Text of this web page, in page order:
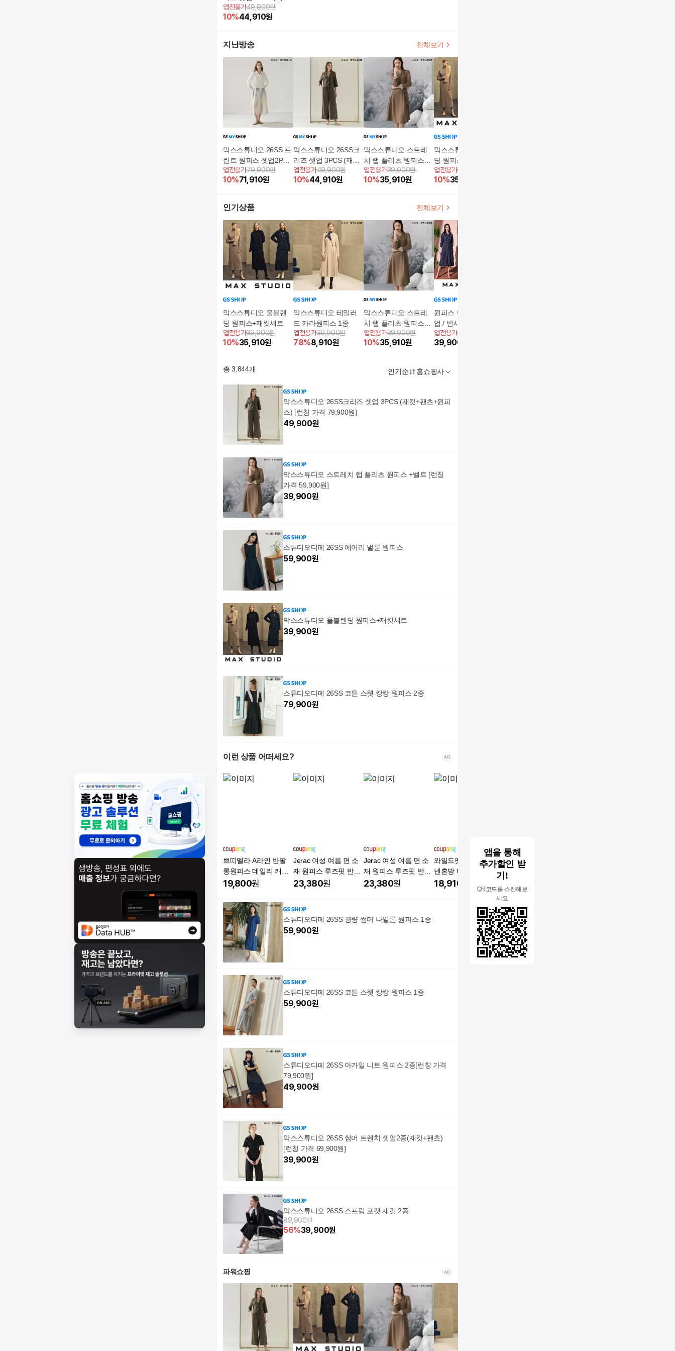
앱을 통해
추가할인 받
기!
QR코드를 스캔해보
세요
+팬츠+원피스) [런칭
가격 79,900원]
앱전용가49,900원
10%44,910원
지난방송 전체보기
막스스튜디오 26SS 프
린트 원피스 셋업2PCS
(재킷+원피스)
앱전용가79,900원
10%71,910원
막스스튜디오 26SS크
리즈 셋업 3PCS (재킷
+팬츠+원피스) [런칭
가격 79,900원]
앱전용가49,900원
10%44,910원
막스스튜디오 스트레
치 랩 플리츠 원피스
+벨트 [런칭 가격 59,90
0원]
앱전용가39,900원
10%35,910원
막스스튜디오 울블렌
딩 원피스+재킷세트
앱전용가39,900원
10%35,910
인기상품 전체보기
막스스튜디오 울블렌
딩 원피스+재킷세트
앱전용가39,900원
10%35,910원
막스스튜디오 테일러
드 카라원피스 1종
앱전용가39,900원
78%8,910원
막스스튜디오 스트레
치 랩 플리츠 원피스
+벨트 [런칭 가격 59,90
0원]
앱전용가39,900원
10%35,910원
원피스 한벌로 드레스
업 / 반사이즈는 위로
[런칭가69,900원]막스
스튜디오 시그니쳐 프
앱전용가39,900원
39,900
총3,844개 인기순 홈쇼핑사
막스스튜디오 26SS크리즈 셋업 3PCS (재킷+팬츠+원피
스) [런칭 가격 79,900원]
49,900원
막스스튜디오 스트레치 랩 플리츠 원피스 +벨트 [런칭
가격 59,900원]
39,900원
스튜디오디페 26SS 에어리 벌룬 원피스
59,900원
막스스튜디오 울블렌딩 원피스+재킷세트
39,900원
스튜디오디페 26SS 코튼 스웻 캉캉 원피스 2종
79,900원
이런 상품 어떠세요?
쁘띠엘라 A라인 반팔
롱원피스 데일리 캐주
얼 빅사이즈
19,800원
Jerac 여성 여름 면 소
재 원피스 루즈핏 반팔
라운드넥 미니멀리스
23,380원
Jerac 여성 여름 면 소
재 원피스 루즈핏 반팔
라운드넥 미니멀리스
23,380원
와일드펫 여성 썸머 린
넨혼방 미디 원피스 배
색
18,910
와일드펫 여성 썸머 린
넨혼방 미디 원피스 배
스튜디오디페 26SS 경량 썸머 나일론 원피스 1종
59,900원
스튜디오디페 26SS 코튼 스웻 캉캉 원피스 1종
59,900원
스튜디오디페 26SS 아가일 니트 원피스 2종[런칭 가격
79,900원]
49,900원
막스스튜디오 26SS 썸머 트렌치 셋업2종(재킷+팬츠)
[런칭 가격 69,900원]
39,900원
막스스튜디오 26SS 스프링 포켓 재킷 2종
89,900원
56%39,900원
파워쇼핑